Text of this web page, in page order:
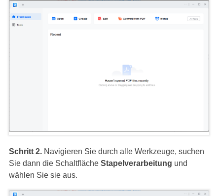
Schritt 2. Navigieren Sie durch alle Werkzeuge, suchen
Sie dann die Schaltfläche Stapelverarbeitung und
wählen Sie sie aus.